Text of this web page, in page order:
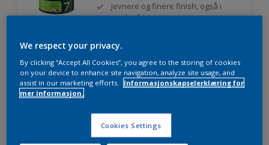
Jevnere og finere finish, også i
mørke farger
Sammenligne
Nordsjö Professional 20
We respect your privacy.
By clicking “Accept All Cookies”, you agree to the storing of cookies
on your device to enhance site navigation, analyze site usage, and
assist in our marketing efforts.
Informasjonskapselerklæring for
mer informasjon.
Cookies Settings